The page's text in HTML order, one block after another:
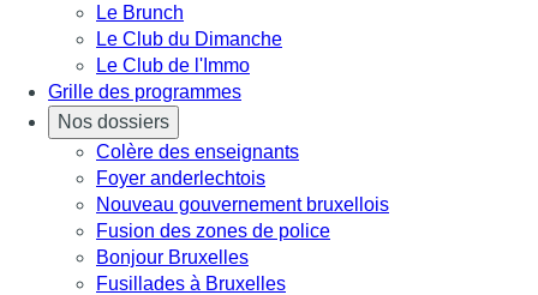
Le Brunch
Le Club du Dimanche
Le Club de l'Immo
Grille des programmes
Nos dossiers
Colère des enseignants
Foyer anderlechtois
Nouveau gouvernement bruxellois
Fusion des zones de police
Bonjour Bruxelles
Fusillades à Bruxelles